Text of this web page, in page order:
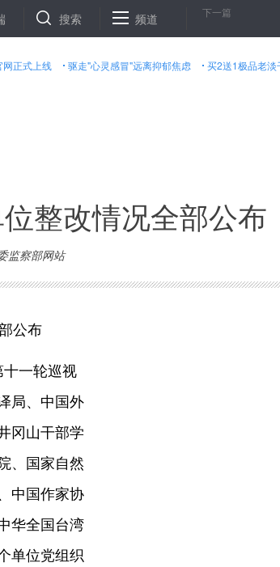
力":制服野驴必须靠雄狮 雄安新区将满月:无未建先
搜索 频道 下一篇
网正式上线 驱走"心灵感冒"远离抑郁焦虑 买2送1极品老
整改情况全部公布
监察部网站
公布
一轮巡视
局、中国外
冈山干部学
、国家自然
中国作家协
华全国台湾
单位党组织